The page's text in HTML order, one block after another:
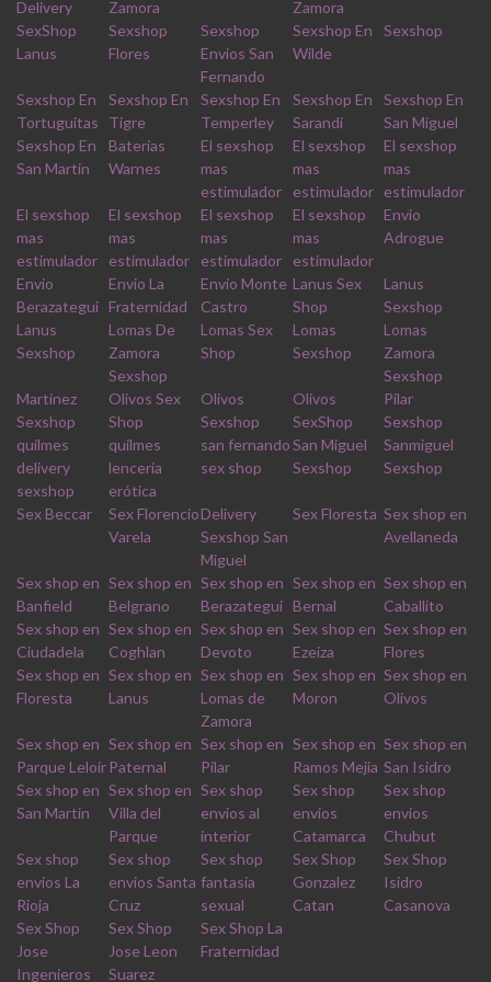
Delivery Zamora
Zamora
SexShop
Lanus
Sexshop
Flores
Sexshop
Envios San
Fernando
Sexshop En
Wilde
Sexshop
Sexshop En
Tortuguitas
Sexshop En
Tigre
Sexshop En
Temperley
Sexshop En
Sarandi
Sexshop En
San Miguel
Sexshop En
San Martin
Baterias
Warnes
El sexshop
mas
estimulador
El sexshop
mas
estimulador
El sexshop
mas
estimulador
El sexshop
mas
estimulador
El sexshop
mas
estimulador
El sexshop
mas
estimulador
El sexshop
mas
estimulador
Envio
Adrogue
Envio
Berazategui
Envio La
Fraternidad
Envio Monte
Castro
Lanus Sex
Shop
Lanus
Sexshop
Lanus
Sexshop
Lomas De
Zamora
Sexshop
Lomas Sex
Shop
Lomas
Sexshop
Lomas
Zamora
Sexshop
Martinez
Sexshop
Olivos Sex
Shop
Olivos
Sexshop
Olivos
SexShop
Pilar
Sexshop
quilmes
delivery
sexshop
quilmes
lencería
erótica
san fernando
sex shop
San Miguel
Sexshop
Sanmiguel
Sexshop
Sex Beccar
Sex Florencio
Varela
Delivery
Sexshop San
Miguel
Sex Floresta Sex shop en
Avellaneda
Sex shop en
Banfield
Sex shop en
Belgrano
Sex shop en
Berazategui
Sex shop en
Bernal
Sex shop en
Caballito
Sex shop en
Ciudadela
Sex shop en
Coghlan
Sex shop en
Devoto
Sex shop en
Ezeiza
Sex shop en
Flores
Sex shop en
Floresta
Sex shop en
Lanus
Sex shop en
Lomas de
Zamora
Sex shop en
Moron
Sex shop en
Olivos
Sex shop en
Parque Leloir
Sex shop en
Paternal
Sex shop en
Pilar
Sex shop en
Ramos Mejia
Sex shop en
San Isidro
Sex shop en
San Martin
Sex shop en
Villa del
Parque
Sex shop
envios al
interior
Sex shop
envios
Catamarca
Sex shop
envios
Chubut
Sex shop
envios La
Rioja
Sex shop
envios Santa
Cruz
Sex shop
fantasia
sexual
Sex Shop
Gonzalez
Catan
Sex Shop
Isidro
Casanova
Sex Shop
Jose
Ingenieros
Sex Shop
Jose Leon
Suarez
Sex Shop La
Fraternidad